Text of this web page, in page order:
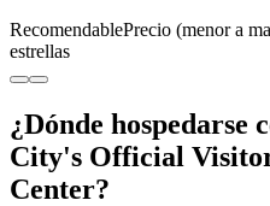
RecomendablePrecio (menor a
estrellas
¿Dónde hospedarse
City's Official
Center?